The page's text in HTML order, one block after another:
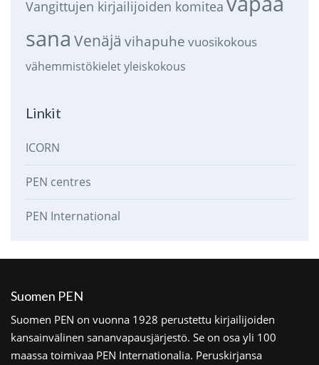
Vangittujen kirjailijoiden komitea
sana Venäjä vihapuhe vuosikokous
vähemmistökieletyleiskokous
Linkit
ICORN
PEN centres
PEN International
Suomen PEN
Suomen PEN on vuonna 1928 perustettu kirjailijoiden
kansainvälinen sananvapausjärjestö. Se on osa yli 100
maassa toimivaa PEN Internationalia. Peruskirjansa